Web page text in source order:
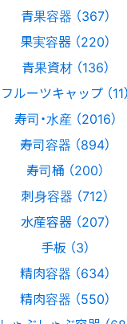
青果容器 （367）
果実容器 （220）
青果資材 （136）
フルーツキャップ （11）
寿司・水産 （2016）
寿司容器 （894）
寿司桶 （200）
刺身容器 （712）
水産容器 （207）
手板 （3）
精肉容器 （634）
精肉容器 （550）